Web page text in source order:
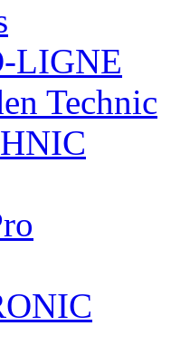
LIGNE
Technic